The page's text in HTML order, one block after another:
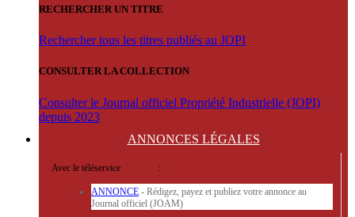
RECHERCHER UN TITRE
Rechercher tous les titres publiés au JOPI
CONSULTER LA COLLECTION
Consulter le Journal officiel Propriété Industrielle (JOPI)
depuis 2023
ANNONCES LÉGALES
Avec le téléservice :
ANNONCE - Rédigez, payez et publiez votre annonce au
Journal officiel (JOAM)